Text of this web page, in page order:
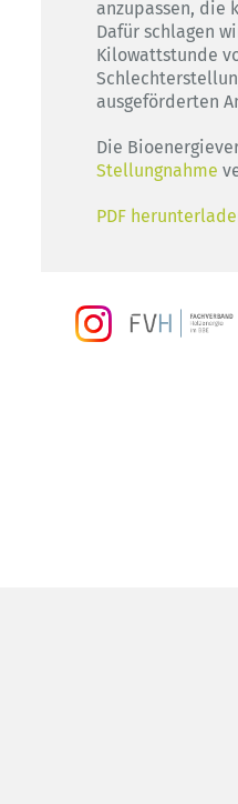
anzupassen, die
Dafür schlagen
Kilowattstunde
ausgeförderten
Die
Stellungnahme
PDF